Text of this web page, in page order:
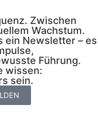
Zwischen
Wachstum.
ein Newsletter – es
Führung.
wissen:
sein.